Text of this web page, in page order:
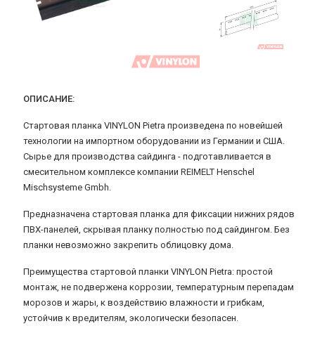
ОПИСАНИЕ:
Стартовая планка VINYLON Pietra произведена по новейшей
технологии на импортном оборудовании из Германии и США.
Сырье для производства сайдинга - подготавливается в
смесительном комплексе компании REIMELT Henschel
Mischsysteme Gmbh.
Предназначена стартовая планка для фиксации нижних рядов
ПВХ-панелей , скрывая планку полностью под сайдингом. Без
планки невозможно закрепить облицовку дома.
Преимущества стартовой планки VINYLON Pietra: простой
монтаж, не подвержена коррозии, температурным перепадам
морозов и жары, к воздействию влажности и грибкам,
устойчив к вредителям, экологически безопасен.